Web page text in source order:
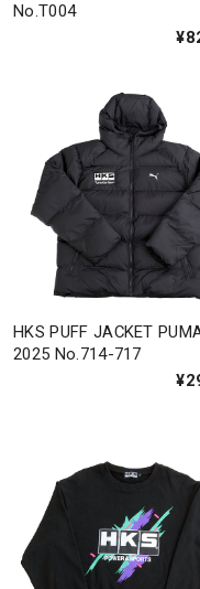
No.T004
HKS PUFF JACKET
2025 No.714-717